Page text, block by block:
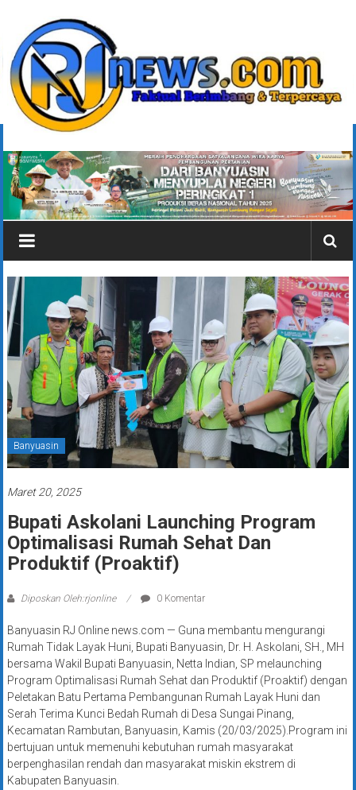
konten
rjonlinenews.com
Faktual
Berimbang
dan
Terpercaya
Banyuasin
Maret 20, 2025
Bupati Askolani Launching Program
Optimalisasi Rumah Sehat Dan
Produktif (Proaktif)
Diposkan Oleh:rjonline 0 Komentar
Banyuasin RJ Online news.com — Guna membantu mengurangi
Rumah Tidak Layak Huni, Bupati Banyuasin, Dr. H. Askolani, SH., MH
bersama Wakil Bupati Banyuasin, Netta Indian, SP melaunching
Program Optimalisasi Rumah Sehat dan Produktif (Proaktif) dengan
Peletakan Batu Pertama Pembangunan Rumah Layak Huni dan
Serah Terima Kunci Bedah Rumah di Desa Sungai Pinang,
Kecamatan Rambutan, Banyuasin, Kamis (20/03/2025).Program ini
bertujuan untuk memenuhi kebutuhan rumah masyarakat
berpenghasilan rendah dan masyarakat miskin ekstrem di
Kabupaten Banyuasin.